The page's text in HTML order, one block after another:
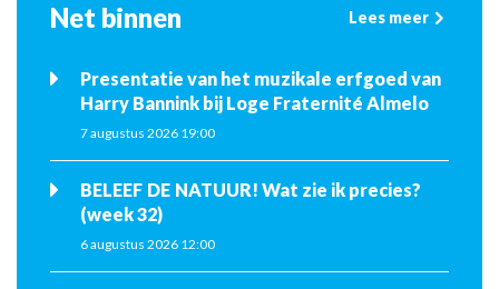
Net binnen Lees meer
Presentatie van het muzikale erfgoed van
Harry Bannink bij Loge Fraternité Almelo
7 augustus 2026 19:00
BELEEF DE NATUUR! Wat zie ik precies?
(week 32)
6 augustus 2026 12:00